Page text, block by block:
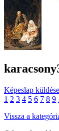
Képeslap küldése
1 2 3 4 5 6 7 8 9
Vissza a